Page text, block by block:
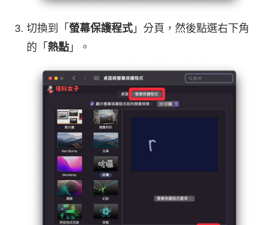
切換到「 螢幕保護程式 」分頁，然後點選右下角
的「 熱點 」。